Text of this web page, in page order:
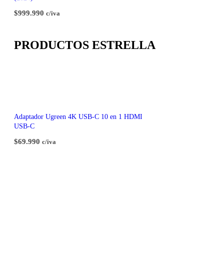
$999.990 c/iva
PRODUCTOS ESTRELLA
Adaptador Ugreen 4K USB-C 10 en 1 HDMI
USB-C
$69.990 c/iva